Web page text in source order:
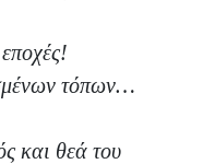
τόπων…
και θεά του